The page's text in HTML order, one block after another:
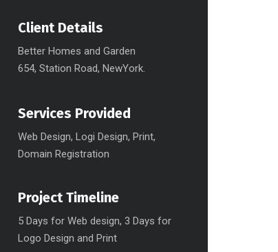
Client Details
Better Homes and Garden
654, Station Road, NewYork.
Services Provided
Web Design, Logi Design, Print,
Domain Registration
Project Timeline
5 Days for Web design, 3 Days for
Logo Design and Print